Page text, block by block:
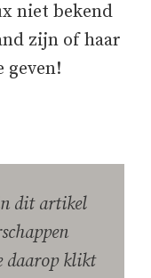
niet bekend
zijn of haar
geven!
dit artikel
daarop klikt